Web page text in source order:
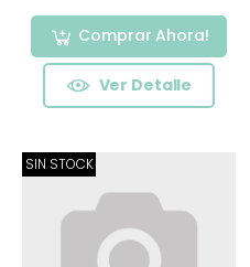
Comprar Ahora!
Ver Detalle
SIN STOCK